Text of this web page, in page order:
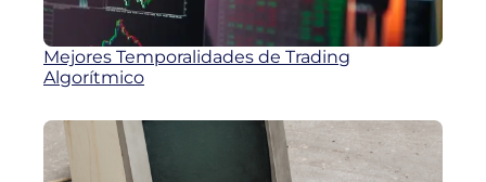
Mejores Temporalidades de Trading
Algorítmico